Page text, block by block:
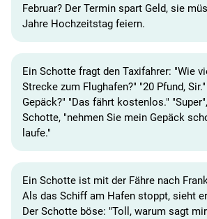
Februar? Der Termin spart Geld, sie
Jahre Hochzeitstag feiern.
Ein Schotte fragt den Taxifahrer: "Wie
Strecke zum Flughafen?" "20 Pfund,
Gepäck?" "Das fährt kostenlos."
Schotte, "nehmen Sie mein Gepäck
laufe."
Ein Schotte ist mit der Fähre nach
Als das Schiff am Hafen stoppt, sieht
Der Schotte böse: "Toll, warum sagt